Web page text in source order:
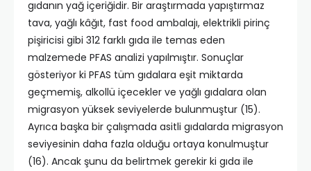
gıdanın yağ içeriğidir. Bir araştırmada yapıştırmaz
tava, yağlı kâğıt, fast food ambalajı, elektrikli pirinç
pişiricisi gibi 312 farklı gıda ile temas eden
malzemede PFAS analizi yapılmıştır. Sonuçlar
gösteriyor ki PFAS tüm gıdalara eşit miktarda
geçmemiş, alkollü içecekler ve yağlı gıdalara olan
migrasyon yüksek seviyelerde bulunmuştur (15).
Ayrıca başka bir çalışmada asitli gıdalarda migrasyon
seviyesinin daha fazla olduğu ortaya konulmuştur
(16). Ancak şunu da belirtmek gerekir ki gıda ile